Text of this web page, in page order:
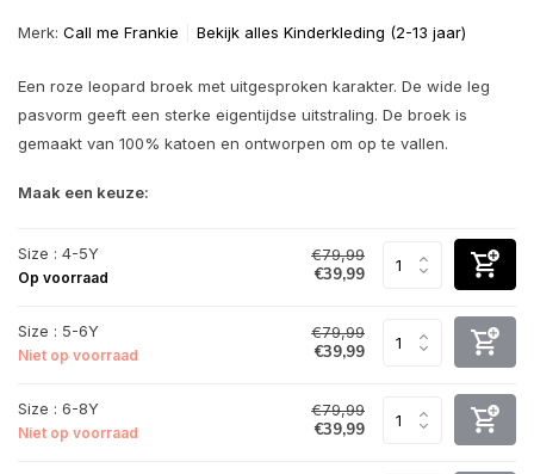
Merk: Call me Frankie Bekijk alles Kinderkleding (2-13 jaar)
Een roze leopard broek met uitgesproken karakter. De wide leg
pasvorm geeft een sterke eigentijdse uitstraling. De broek is
gemaakt van 100% katoen en ontworpen om op te vallen.
Maak een keuze:
Size : 4-5Y
Op voorraad
€79,99
€39,99
Size : 5-6Y
Niet op voorraad
€79,99
€39,99
Size : 6-8Y
Niet op voorraad
€79,99
€39,99